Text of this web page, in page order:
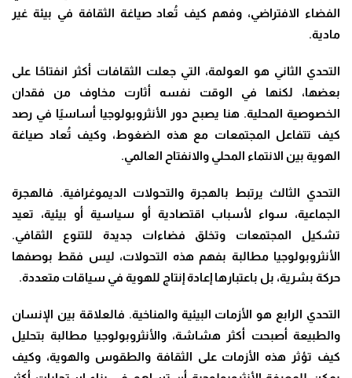
الفضاء الافتراضي، وفهم كيف تُعاد صياغة الثقافة في بيئة غير
مادية.
التحدي الثاني هو العولمة، التي جعلت الثقافات أكثر انفتاحًا على
بعضها، لكنها في الوقت نفسه أثارت مخاوف من فقدان
الخصوصية المحلية. هنا يصبح دور الأنثروبولوجيا أساسيًا في رصد
كيف تتفاعل المجتمعات مع هذه الضغوط، وكيف تُعاد صياغة
الهوية بين الانتماء المحلي والانفتاح العالمي.
التحدي الثالث يرتبط بالهجرة والتحولات الديموغرافية. فالهجرة
الجماعية، سواء لأسباب اقتصادية أو سياسية أو بيئية، تعيد
تشكيل المجتمعات وتخلق فضاءات جديدة للتنوع الثقافي.
الأنثروبولوجيا مطالبة بفهم هذه التحولات، ليس فقط بوصفها
حركة بشرية، بل باعتبارها إعادة إنتاج للهوية في سياقات متعددة.
التحدي الرابع هو الأزمات البيئية والمناخية. فالعلاقة بين الإنسان
والطبيعة أصبحت أكثر هشاشة، والأنثروبولوجيا مطالبة بتحليل
كيف تؤثر هذه الأزمات على الثقافة والطقوس والهوية، وكيف